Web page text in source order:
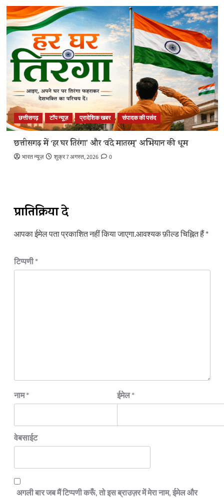
छत्तीसगढ़ टॉप न्यूज़ प्रादेशिक खबर संपादक की पसंद
छत्तीसगढ़ में ‘हर घर तिरंगा’ और ‘वंदे मातरम्’ अभियान की धूम
भारत न्यूज़ शुक्र 7 अगस्त, 2026 0
प्रातिक्रिया दे
आपका ईमेल पता प्रकाशित नहीं किया जाएगा.आवश्यक फ़ील्ड चिह्नित हैं*
टिप्पणी*
नाम* ईमेल*
वेबसाईट
अगली बार जब मैं टिप्पणी करूँ, तो इस ब्राउज़र में मेरा नाम, ईमेल और